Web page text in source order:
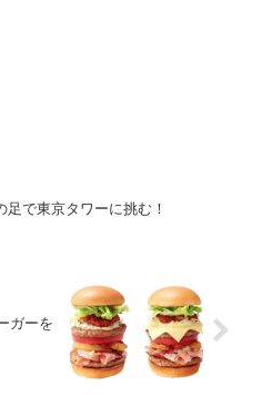
足で東京タワーに挑む！
ガーを